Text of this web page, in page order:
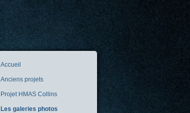
Accueil
Anciens projets
Projet HMAS Collins
Les galeries photos